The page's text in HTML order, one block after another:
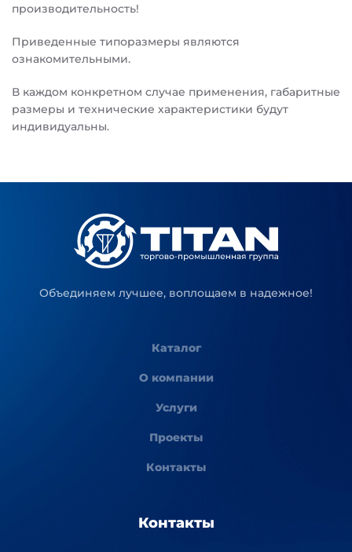
производительность!
Приведенные типоразмеры являются
ознакомительными.
В каждом конкретном случае применения, габаритные
размеры и технические характеристики будут
индивидуальны.
Объединяем лучшее, воплощаем в надежное!
Каталог
О компании
Услуги
Проекты
Контакты
Контакты